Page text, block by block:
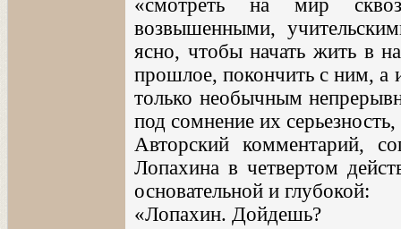
«смотреть на мир
возвышенными,
ясно, чтобы начать жить в
прошлое, покончить с ним, а
только необычным
под сомнение их
Авторский комментарий,
Лопахина в четвертом
основательной и глубокой:
«Лопахин. Дойдешь?